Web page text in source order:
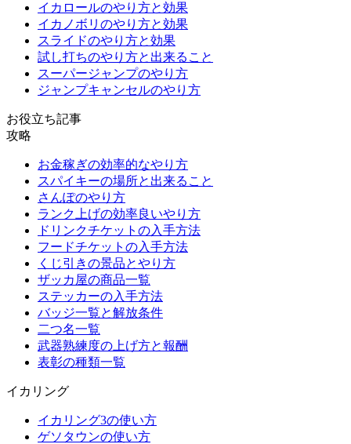
イカロールのやり方と効果
イカノボリのやり方と効果
スライドのやり方と効果
試し打ちのやり方と出来ること
スーパージャンプのやり方
ジャンプキャンセルのやり方
お役立ち記事
攻略
お金稼ぎの効率的なやり方
スパイキーの場所と出来ること
さんぽのやり方
ランク上げの効率良いやり方
ドリンクチケットの入手方法
フードチケットの入手方法
くじ引きの景品とやり方
ザッカ屋の商品一覧
ステッカーの入手方法
バッジ一覧と解放条件
二つ名一覧
武器熟練度の上げ方と報酬
表彰の種類一覧
イカリング
イカリング3の使い方
ゲソタウンの使い方